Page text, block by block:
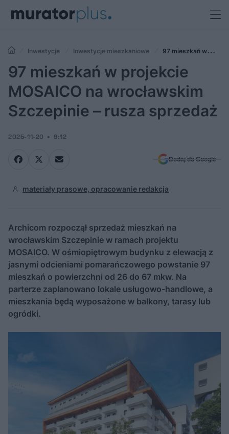
Inwestycje Inwestycje mieszkaniowe
97 mieszkań w
projekcie MOSAICO na wrocławskim Szczepinie – rusza sprzedaż
97 mieszkań w projekcie
MOSAICO na wrocławskim
Szczepinie – rusza sprzedaż
2025-11-20 9:12
Dodaj do Google
materiały prasowe, opracowanie redakcja
Archicom rozpoczął sprzedaż mieszkań na
wrocławskim Szczepinie w ramach projektu
MOSAICO. W ośmiopiętrowym budynku z elewacją z
jasnymi odcieniami pomarańczowego powstanie 97
mieszkań o powierzchni od 26 do 67 mkw. Na
parterze zaplanowano lokale usługowo-handlowe, a
mieszkania będą wyposażone w balkony, tarasy lub
ogródki.